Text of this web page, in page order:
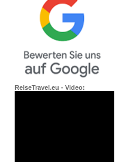
ReiseTravel.eu - Video: